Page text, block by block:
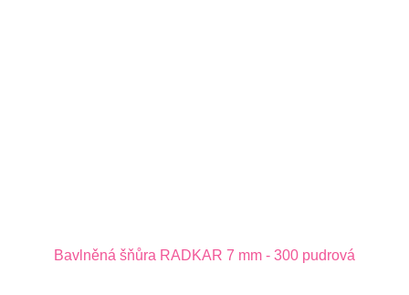
Bavlněná šňůra RADKAR 7 mm - 300 pudrová